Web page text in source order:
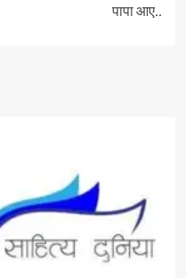
पापा आए..